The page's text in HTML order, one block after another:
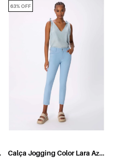
Calça Jogging Color Lara Azul
63% OFF